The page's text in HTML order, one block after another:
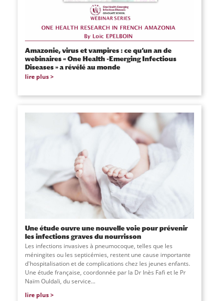
Amazonie, virus et vampires : ce qu’un an de
webinaires « One Health -Emerging Infectious
Diseases » a révélé au monde
lire plus
Une étude ouvre une nouvelle voie pour prévenir
les infections graves du nourrisson
Les infections invasives à pneumocoque, telles que les
méningites ou les septicémies, restent une cause importante
d'hospitalisation et de complications chez les jeunes enfants.
Une étude française, coordonnée par la Dr Inès Fafi et le Pr
Naïm Ouldali, du service...
lire plus